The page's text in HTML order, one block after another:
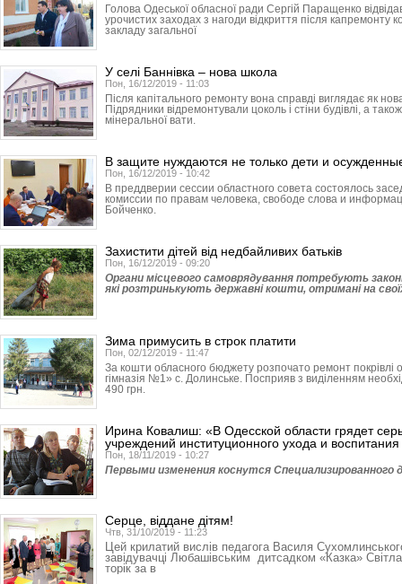
Голова Одеської обласної ради Сергій Паращенко
урочистих заходах з нагоди відкриття після капремонту
закладу загальної
У селі Баннівка – нова школа
Пон, 16/12/2019 - 11:03
Після капітального ремонту вона справді виглядає як
Підрядники відремонтували цоколь і стіни будівлі, а
мінеральної вати.
В защите нуждаются не только дети и
Пон, 16/12/2019 - 10:42
В преддверии сессии областного совета состоялось
комиссии по правам человека, свободе слова и
Бойченко.
Захистити дітей від недбайливих батьків
Пон, 16/12/2019 - 09:20
Органи місцевого самоврядування потребують
які розтринькують державні кошти, отримані на
Зима примусить в строк платити
Пон, 02/12/2019 - 11:47
За кошти обласного бюджету розпочато ремонт покрівлі
гімназія №1» с. Долинське. Посприяв з виділенням
490 грн.
Ирина Ковалиш: «В Одесской области грядет
учреждений институционного ухода и
Пон, 18/11/2019 - 10:27
Первыми изменения коснутся Специали­зированного
Серце, віддане дітям!
Чтв, 31/10/2019 - 11:23
Цей крилатий вислів педагога Василя
завідувачці Любашівським дитсадком «Казка»
торік за в